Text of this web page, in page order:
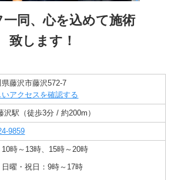
一同、心を込めて施術
致します！
県藤沢市藤沢572-7
いアクセスを確認する
沢駅（徒歩3分 / 約200m）
9859
10時～13時、15時～20時
日曜・祝日：9時～17時